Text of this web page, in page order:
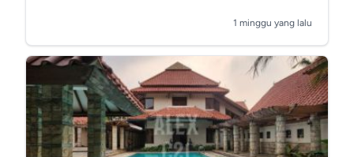
1 minggu yang lalu